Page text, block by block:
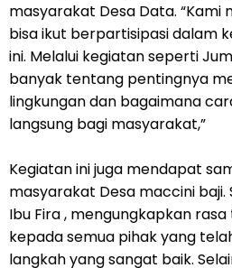
masyarakat Desa Data. “Kami
bisa ikut berpartisipasi dalam
ini. Melalui kegiatan seperti
banyak tentang pentingnya
lingkungan dan bagaimana
langsung bagi masyarakat,”
Kegiatan ini juga mendapat
masyarakat Desa maccini baji.
Ibu Fira , mengungkapkan
kepada semua pihak yang
langkah yang sangat baik.